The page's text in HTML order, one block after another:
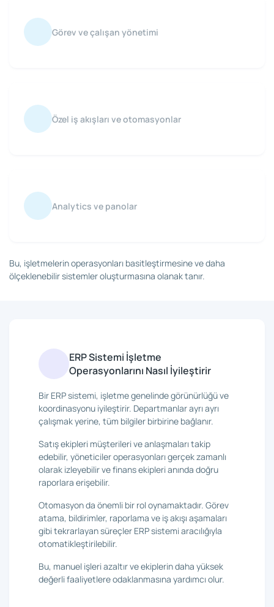
Görev ve çalışan yönetimi
Özel iş akışları ve otomasyonlar
Analytics ve panolar
Bu, işletmelerin operasyonları basitleştirmesine ve daha
ölçeklenebilir sistemler oluşturmasına olanak tanır.
ERP Sistemi İşletme
Operasyonlarını Nasıl İyileştirir
Bir ERP sistemi, işletme genelinde görünürlüğü ve
koordinasyonu iyileştirir. Departmanlar ayrı ayrı
çalışmak yerine, tüm bilgiler birbirine bağlanır.
Satış ekipleri müşterileri ve anlaşmaları takip
edebilir, yöneticiler operasyonları gerçek zamanlı
olarak izleyebilir ve finans ekipleri anında doğru
raporlara erişebilir.
Otomasyon da önemli bir rol oynamaktadır. Görev
atama, bildirimler, raporlama ve iş akışı aşamaları
gibi tekrarlayan süreçler ERP sistemi aracılığıyla
otomatikleştirilebilir.
Bu, manuel işleri azaltır ve ekiplerin daha yüksek
değerli faaliyetlere odaklanmasına yardımcı olur.